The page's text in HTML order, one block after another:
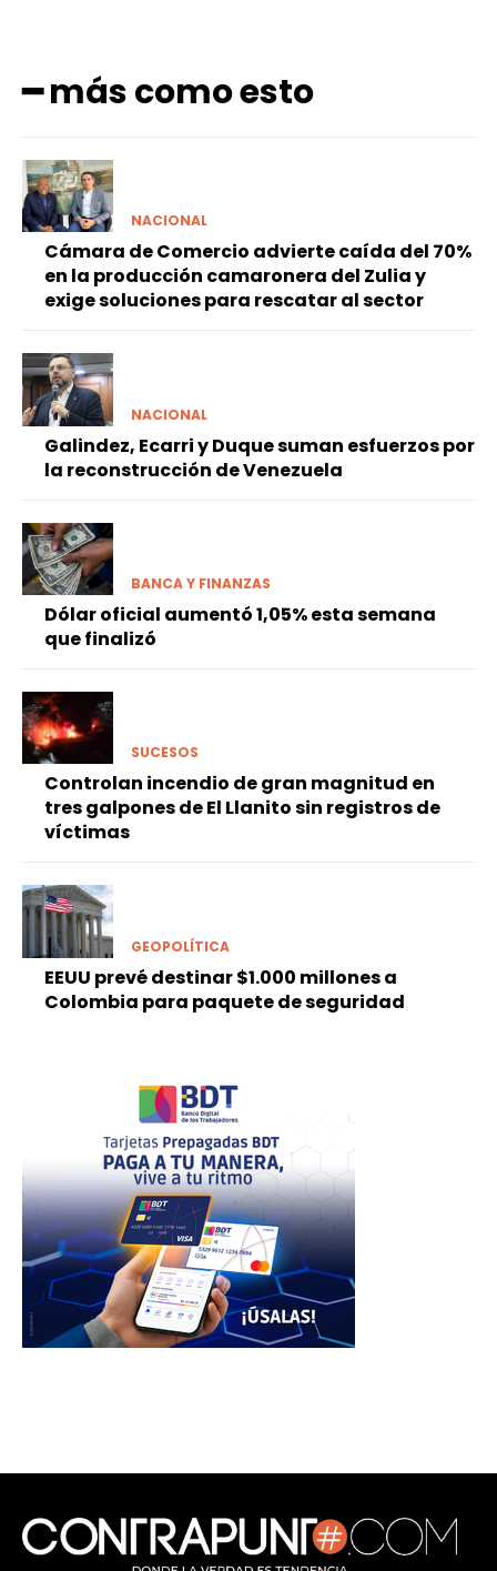
━ más como esto
NACIONAL
Cámara de Comercio advierte caída del 70%
en la producción camaronera del Zulia y
exige soluciones para rescatar al sector
NACIONAL
Galindez, Ecarri y Duque suman esfuerzos por
la reconstrucción de Venezuela
BANCA Y FINANZAS
Dólar oficial aumentó 1,05% esta semana
que finalizó
SUCESOS
Controlan incendio de gran magnitud en
tres galpones de El Llanito sin registros de
víctimas
GEOPOLÍTICA
EEUU prevé destinar $1.000 millones a
Colombia para paquete de seguridad